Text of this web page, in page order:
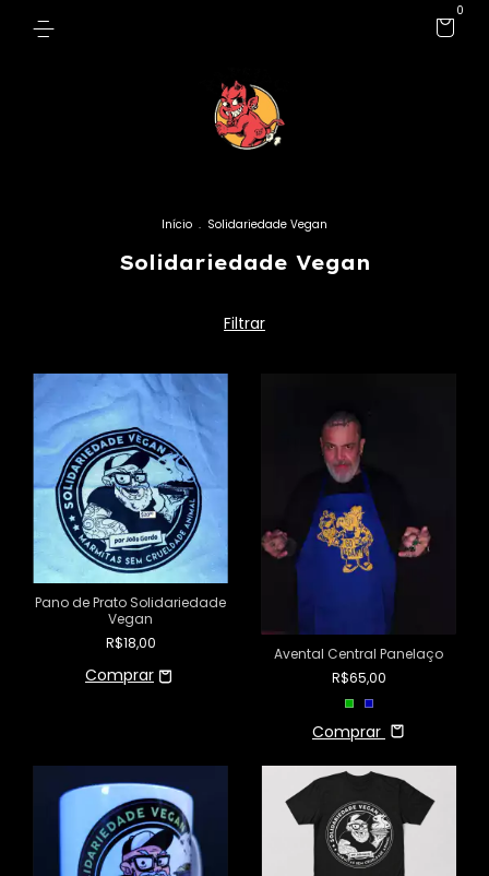
0
Início . Solidariedade Vegan
Solidariedade Vegan
Filtrar
Pano de Prato Solidariedade
Vegan
R$18,00
Avental Central Panelaço
R$65,00
Comprar